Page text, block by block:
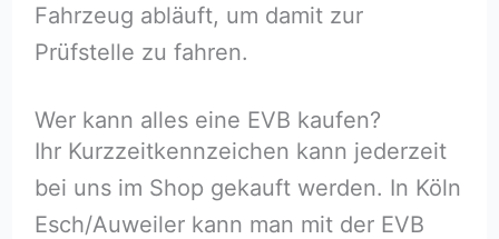
Fahrzeug abläuft, um damit zur
Prüfstelle zu fahren.
Wer kann alles eine EVB kaufen?
Ihr Kurzzeitkennzeichen kann jederzeit
bei uns im Shop gekauft werden. In Köln
Esch/Auweiler kann man mit der EVB